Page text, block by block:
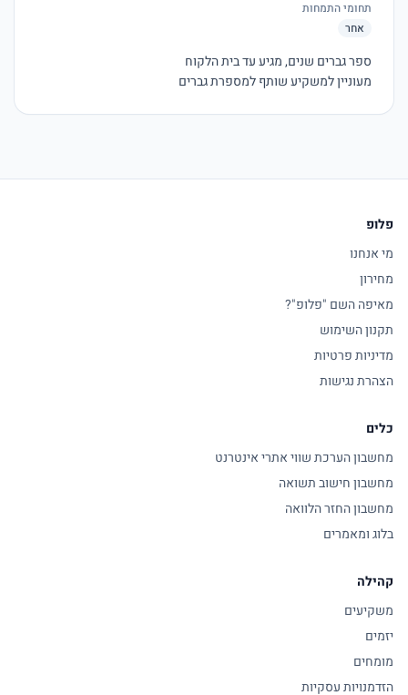
תחומי התמחות
אחר
מעוניין למשקיע שותף למספרת גברים
פלופ
מי אנחנו
מחירון
מאיפה השם "פלופ"?
תקנון השימוש
מדיניות פרטיות
הצהרת נגישות
כלים
מחשבון הערכת שווי אתרי אינטרנט
מחשבון חישוב תשואה
מחשבון החזר הלוואה
בלוג ומאמרים
קהילה
משקיעים
יזמים
מומחים
הזדמנויות עסקיות